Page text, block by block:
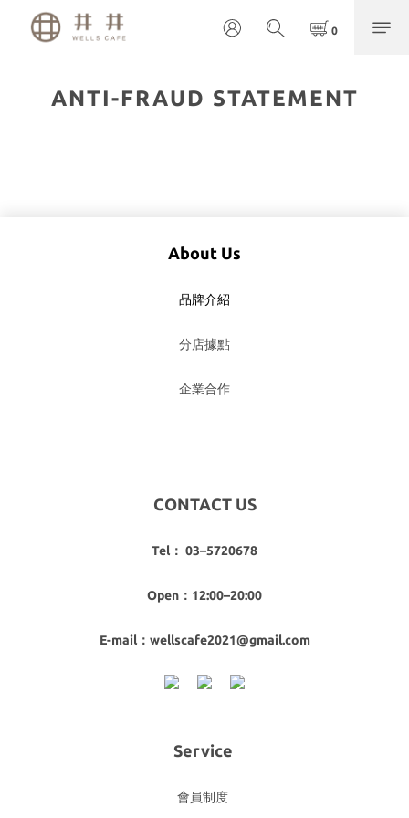
ANTI-FRAUD STATEMENT
About Us
品牌介紹
分店據點
企業合作
CONTACT US
Tel： 03–5720678
Open：12:00–20:00
E-mail：wellscafe2021@gmail.com
Service
會員制度